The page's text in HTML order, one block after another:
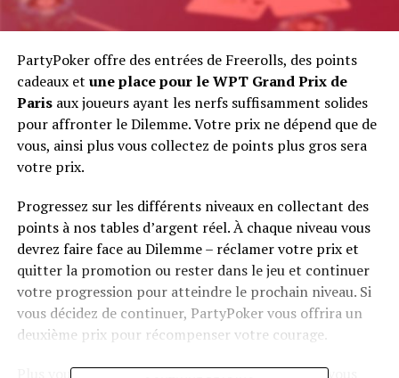
PartyPoker offre des entrées de Freerolls, des points
cadeaux et une place pour le WPT Grand Prix de
Parisaux joueurs ayant les nerfs suffisamment solides
pour affronter le Dilemme. Votre prix ne dépend que de
vous, ainsi plus vous collectez de points plus gros sera
votre prix.
Progressez sur les différents niveaux en collectant des
points à nos tables d’argent réel. À chaque niveau vous
devrez faire face au Dilemme – réclamer votre prix et
quitter la promotion ou rester dans le jeu et continuer
votre progression pour atteindre le prochain niveau. Si
vous décidez de continuer, PartyPoker vous offrira un
deuxième prix pour récompenser votre courage.
Plus vous montez de niveau et moins de joueurs vous